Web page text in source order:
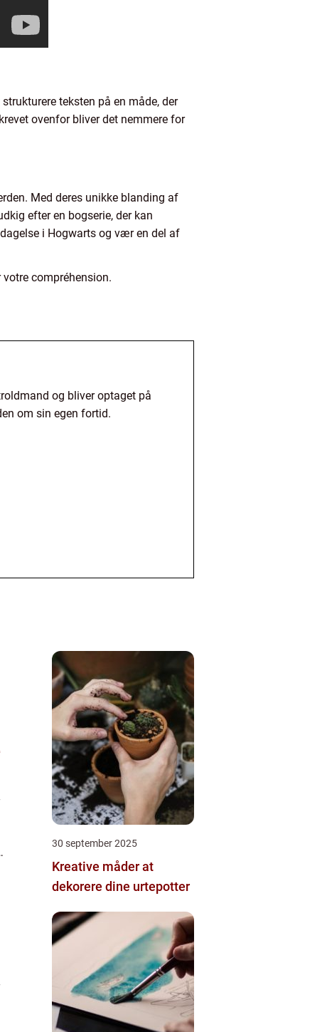
teksten på en måde, der
ovenfor bliver det nemmere for
Med deres unikke blanding af
efter en bogserie, der kan
i Hogwarts og vær en del af
compréhension.
og bliver optaget på
om sin egen fortid.
30 september 2025
Kreative måder at
dekorere dine urtepotter